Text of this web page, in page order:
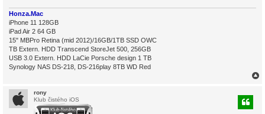
Honza.Mac
iPhone 11 128GB
iPad Air 2 64 GB
15" MBPro Retina (mid 2012)/16GB/1TB SSD OWC
TB Extern. HDD Transcend StoreJet 500, 256GB
USB 3.0 Extern. HDD LaCie Porsche design 1 TB
Synology NAS DS-218, DS-216play 8TB WD Red
rony
Klub čistého iOS